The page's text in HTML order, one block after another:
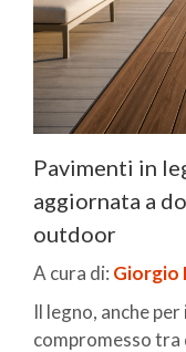
Pavimenti in
aggiornata a
outdoor
A cura di: Giorgio
Il legno, anche
compromesso tra